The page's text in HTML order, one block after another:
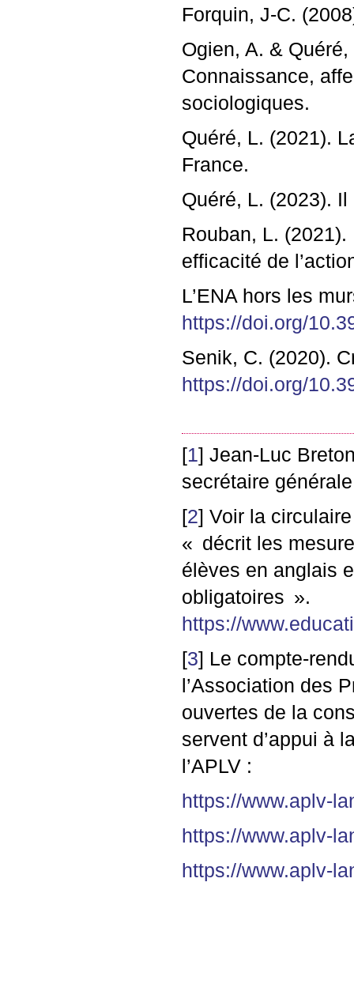
Forquin, J-C.
Ogien, A. &
Connaissance,
sociologiques.
Quéré, L. (2021).
France.
Quéré, L. (2023).
Rouban, L.
efficacité de
L’ENA hors les
https://doi.org/
Senik, C. (2020).
https://doi.org/
[1] Jean-Luc
secrétaire générale
[2] Voir la
« décrit les
élèves en anglais
obligatoires ».
https://
[3] Le compte-
l’Association des
ouvertes de la
servent d’appui à
l’APLV :
https://www.aplv-
https://www.aplv-
https://www.aplv-